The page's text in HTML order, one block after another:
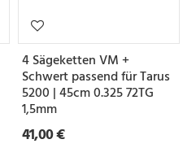
4 Sägeketten VM +
Schwert passend für Tarus
5200 | 45cm 0.325 72TG
1,5mm
41,00 €